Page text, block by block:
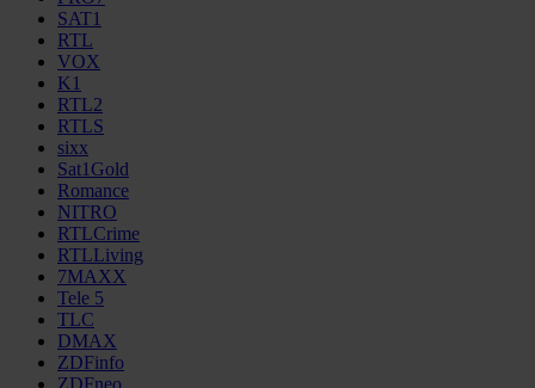
SAT1
RTL
VOX
K1
RTL2
RTLS
sixx
Sat1Gold
Romance
NITRO
RTLCrime
RTLLiving
7MAXX
Tele 5
TLC
DMAX
ZDFinfo
ZDFneo